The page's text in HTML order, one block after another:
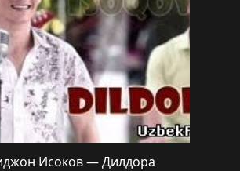
Исоков — Дилдора